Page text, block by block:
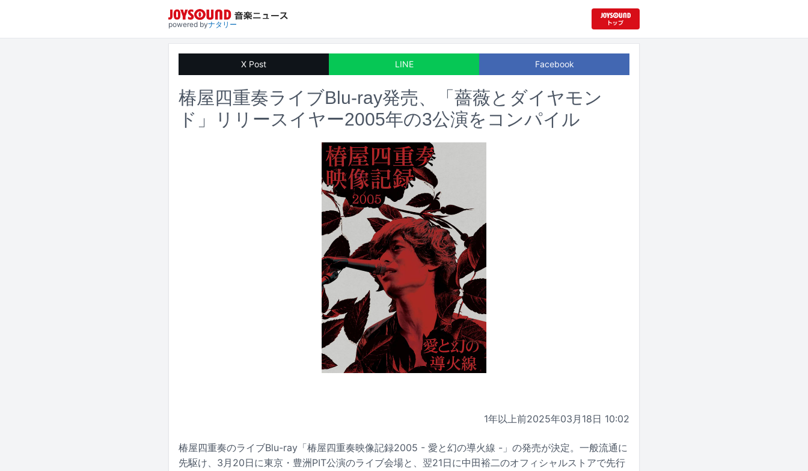
powered byナタリー
X Post LINE Facebook
椿屋四重奏ライブBlu-ray発売、「薔薇とダイヤモン
ド」リリースイヤー2005年の3公演をコンパイル
1年以上前2025年03月18日 10:02
椿屋四重奏のライブBlu-ray「椿屋四重奏映像記録2005 - 愛と幻の導火線 -」の発売が決定。一般流通に
先駆け、3月20日に東京・豊洲PIT公演のライブ会場と、翌21日に中田裕二のオフィシャルストアで先行